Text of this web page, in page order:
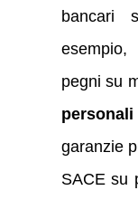
bancari
pegni su
personali
garanzie
SACE su